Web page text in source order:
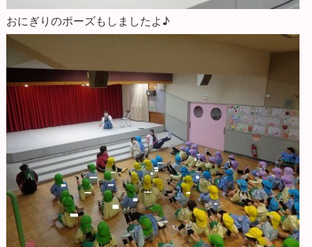
おにぎりのポーズもしましたよ♪